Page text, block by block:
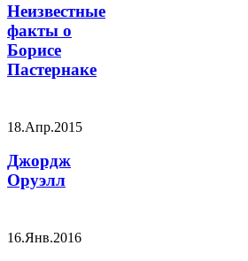
Неизвестные
факты о
Борисе
Пастернаке
18.Апр.2015
Джордж
Оруэлл
16.Янв.2016